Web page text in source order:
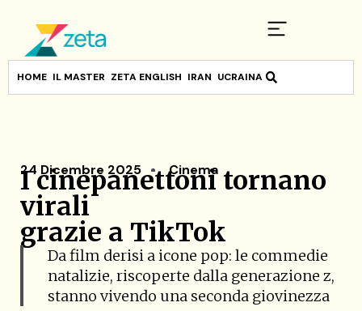
HOME IL MASTER ZETA ENGLISH IRAN UCRAINA
24 Dicembre 2025 Cinema
I cinepanettoni tornano
virali
grazie a TikTok
Da film derisi a icone pop: le commedie
natalizie, riscoperte dalla generazione z,
stanno vivendo una seconda giovinezza